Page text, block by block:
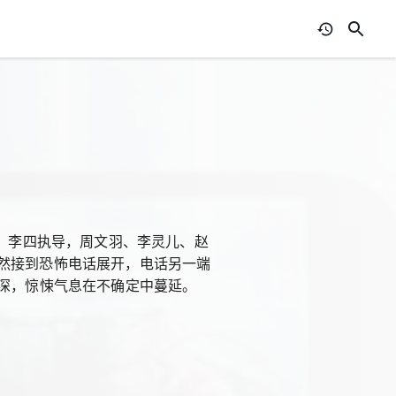
李四执导，周文羽、李灵儿、赵
接到恐怖电话展开，电话另一端
惊悚气息在不确定中蔓延。